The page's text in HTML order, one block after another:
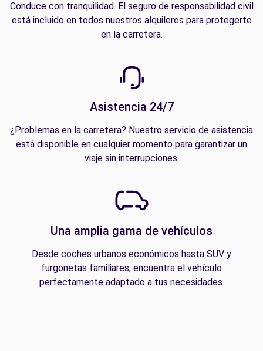
Conduce con tranquilidad. El seguro de responsabilidad civil
está incluido en todos nuestros alquileres para protegerte
en la carretera.
Asistencia 24/7
¿Problemas en la carretera? Nuestro servicio de asistencia
está disponible en cualquier momento para garantizar un
viaje sin interrupciones.
Una amplia gama de vehículos
Desde coches urbanos económicos hasta SUV y
furgonetas familiares, encuentra el vehículo
perfectamente adaptado a tus necesidades.